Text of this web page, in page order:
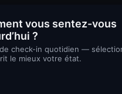
vous sentez-vous
?
check-in quotidien —
le mieux votre état.